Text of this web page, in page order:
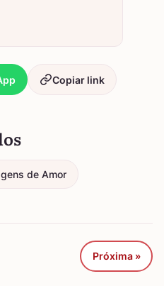
Copiar link
de Amor
Próxima »